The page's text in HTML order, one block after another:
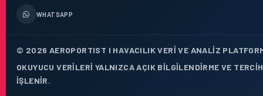
WHATSAPP
© 2026 AEROPORTIST I HAVACILIK VERI VE ANALIZ
OKUYUCU VERILERI YALNIZCA AÇIK BILGILENDIRME VE
IŞLENIR.